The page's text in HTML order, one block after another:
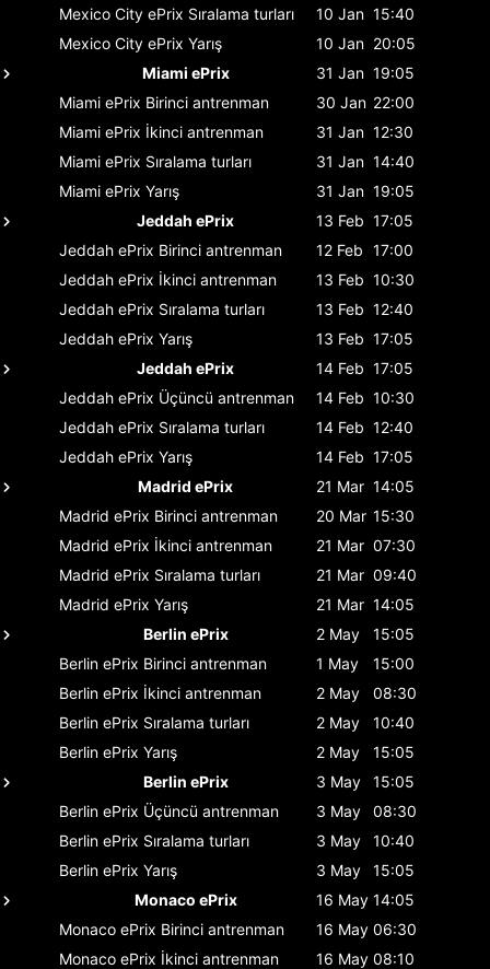
Mexico City ePrix Sıralama turları 10 Jan 15:40
Mexico City ePrix Yarış 10 Jan 20:05
Miami ePrix
31 Jan 19:05
Miami ePrix Birinci antrenman 30 Jan 22:00
Miami ePrix İkinci antrenman 31 Jan 12:30
Miami ePrix Sıralama turları 31 Jan 14:40
Miami ePrix Yarış 31 Jan 19:05
Jeddah ePrix
13 Feb 17:05
Jeddah ePrix Birinci antrenman 12 Feb 17:00
Jeddah ePrix İkinci antrenman 13 Feb 10:30
Jeddah ePrix Sıralama turları 13 Feb 12:40
Jeddah ePrix Yarış 13 Feb 17:05
Jeddah ePrix
14 Feb 17:05
Jeddah ePrix Üçüncü antrenman 14 Feb 10:30
Jeddah ePrix Sıralama turları 14 Feb 12:40
Jeddah ePrix Yarış 14 Feb 17:05
Madrid ePrix
21 Mar 14:05
Madrid ePrix Birinci antrenman 20 Mar 15:30
Madrid ePrix İkinci antrenman 21 Mar 07:30
Madrid ePrix Sıralama turları 21 Mar 09:40
Madrid ePrix Yarış 21 Mar 14:05
Berlin ePrix
2 May
15:05
Berlin ePrix Birinci antrenman 1 May
15:00
Berlin ePrix İkinci antrenman 2 May
08:30
Berlin ePrix Sıralama turları 2 May
10:40
Berlin ePrix Yarış 2 May
15:05
Berlin ePrix
3 May
15:05
Berlin ePrix Üçüncü antrenman 3 May
08:30
Berlin ePrix Sıralama turları 3 May
10:40
Berlin ePrix Yarış 3 May
15:05
Monaco ePrix
16 May 14:05
Monaco ePrix Birinci antrenman 16 May 06:30
Monaco ePrix İkinci antrenman 16 May 08:10